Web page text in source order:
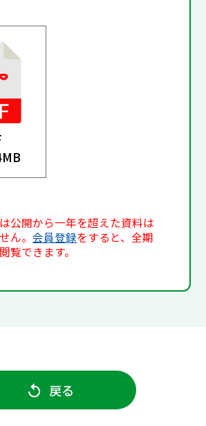
公開から一年を超えた資料は
ん。会員登録をすると、全期
覧できます。
戻る